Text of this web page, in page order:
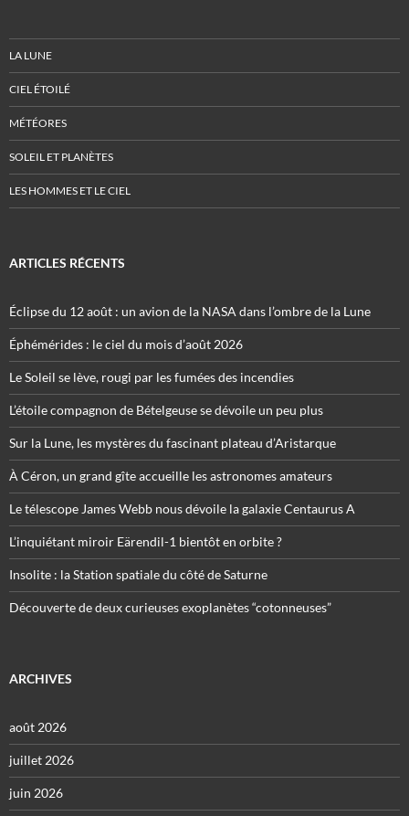
LA LUNE
CIEL ÉTOILÉ
MÉTÉORES
SOLEIL ET PLANÈTES
LES HOMMES ET LE CIEL
ARTICLES RÉCENTS
Éclipse du 12 août : un avion de la NASA dans l’ombre de la Lune
Éphémérides : le ciel du mois d’août 2026
Le Soleil se lève, rougi par les fumées des incendies
L’étoile compagnon de Bételgeuse se dévoile un peu plus
Sur la Lune, les mystères du fascinant plateau d’Aristarque
À Céron, un grand gîte accueille les astronomes amateurs
Le télescope James Webb nous dévoile la galaxie Centaurus A
L’inquiétant miroir Eärendil-1 bientôt en orbite ?
Insolite : la Station spatiale du côté de Saturne
Découverte de deux curieuses exoplanètes “cotonneuses”
ARCHIVES
août 2026
juillet 2026
juin 2026